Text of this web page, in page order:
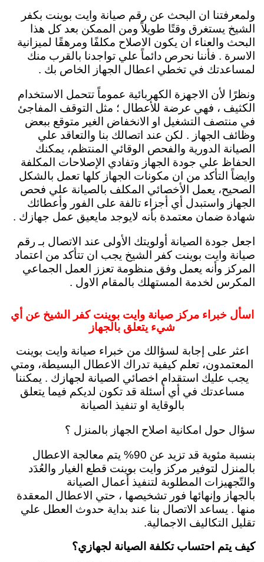
ولمعرفتنا ان البحث عن رقم صيانة وايت بوينت بكفر
الشيخ يستغرق وقتًا طويلاً ومن الممكن بعد كل هذا
البحث والعناء ان يكون الاصلاح مكلفًا ومرهقًا لميزانية
الاسرة . فأننا نحرص دائماً علي تواجدنا بالقرب منك
لمساعدتك في تخطي اعطال الجهاز الخاص بك .
ونظرًا لأن الاجهزة الكهربائية عموماً تتحمل الاستخدام
الكثيف ، فهي عرضة للأعطال ؛ مثل التوقف المفاجئ
في منتصف التشغيل او الانخفاض الغير متوقع ببعض
وظائف الجهاز . لكن عند اتصالك بنا والتعاقد علي
الصيانة الدورية والفحص الوقائي المنتظم، يمكنك
الحفاظ علي جودة الجهاز وتفادي الإصلاحات المكلفة
وايضاً التأكد من ان مكونات الجهاز كلها تعمل بالشكل
الصحيح، يعمل الأخصائي المكلف بالصيانة علي فحص
الجهاز واستبدل أي أجزاء تالفة على الفور وأعطائك
شهادة ضمان معتمدة بأنه لايوجد مايعيق عمل جهازك .
اجعل جودة الصيانة أولويتك الأولى عند الاتصال بـ رقم
صيانة وايت بوينت كفر الشيخ يجب ان تتأكد من اعتماد
المركز وأنه يعمل وفق منظومة تعزز العمل الجماعي
المكرس لخدمة المستهلك بالمقام الاول .
اسأل خبراء مركز صيانة وايت بوينت كفر الشيخ عن أي
شيء يتعلق بالجهاز
اعثر على إجابة لسؤالك من خبراء صيانة وايت بوينت
المعتمدون، تعلم كيفية تدراك الاعطال البسيطة، ومتي
يجب عليك استقدام اخصائي الصيانة لجهازك . يمكننا
مساعدتك في أي أسئلة قد تكون لديكم فيما يتعلق
بالوقاية او تنفيذ الصيانة
سؤال حول امكانية اصلاح الجهاز بالمنزل ؟
بنسبة مئوية قد تزيد عن 90% يتم معالجة الاعطال
بالمنزل لتوفير مركز وايت بوينت قطع الغيار والعُدَد
والتّجهيزات المطلوبة لتنفيذ أعمال الصيانة
بالجهاز وإنهائها فور تشخيصها ، حتي الاعطال المعقدة
منها . يساعد الاتصال بنا عند بداية حدوث العطل علي
تقليل التكاليف الاجمالية.
كيف يتم احتساب تكلفة الصيانة لجهازي؟